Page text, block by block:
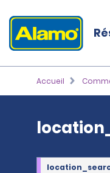
Accueil